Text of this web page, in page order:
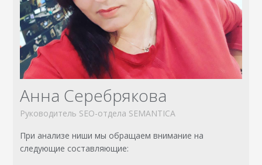
Анна Серебрякова
Руководитель SEO-отдела SEMANTICA
При анализе ниши мы обращаем внимание на
следующие составляющие: